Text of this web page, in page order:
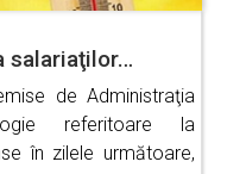
salariaţilor…
de Administraţia
referitoare la
în zilele următoare,